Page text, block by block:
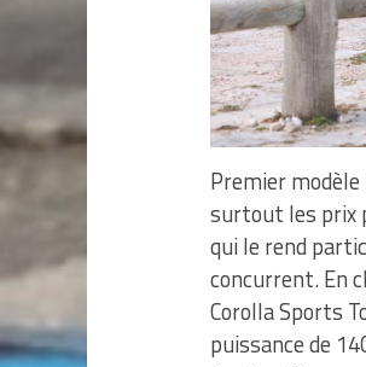
Premier modèle
surtout les prix
qui le rend
concurrent. En
Corolla Sports
puissance de